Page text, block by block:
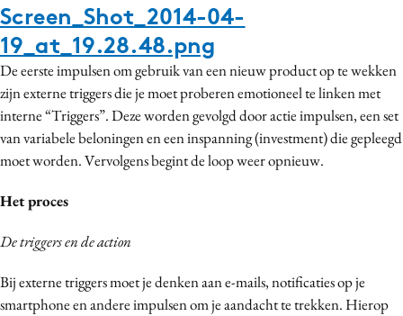
Screen_Shot_2014-04-
19_at_19.28.48.png
De eerste impulsen om gebruik van een nieuw product op te wekken
zijn externe triggers die je moet proberen emotioneel te linken met
interne “Triggers”. Deze worden gevolgd door actie impulsen, een set
van variabele beloningen en een inspanning (investment) die gepleegd
moet worden. Vervolgens begint de loop weer opnieuw.
Het proces
De triggers en de action
Bij externe triggers moet je denken aan e-mails, notificaties op je
smartphone en andere impulsen om je aandacht te trekken. Hierop